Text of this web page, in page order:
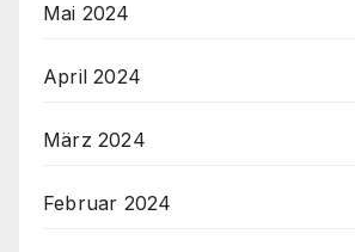
Mai 2024
April 2024
März 2024
Februar 2024